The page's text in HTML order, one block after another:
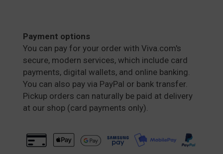
Payment options
You can pay for your order with Viva.com's
secure, modern services, which include card
payments, digital wallets, and online banking.
You can also pay via PayPal or bank transfer.
Pickup orders can naturally be paid at delivery
at our shop (card payments only).